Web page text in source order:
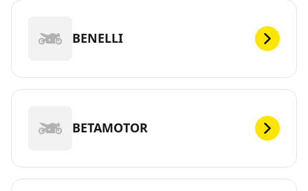
BENELLI
BETAMOTOR